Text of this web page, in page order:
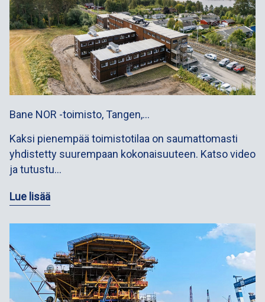
Bane NOR -toimisto, Tangen,…
Kaksi pienempää toimistotilaa on saumattomasti
yhdistetty suurempaan kokonaisuuteen. Katso video
ja tutustu…
Lue lisää